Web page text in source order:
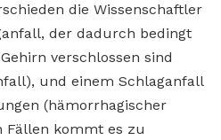
die Wissenschaftler
der dadurch bedingt
verschlossen sind
und einem Schlaganfall
(hämorrhagischer
Fällen kommt es zu